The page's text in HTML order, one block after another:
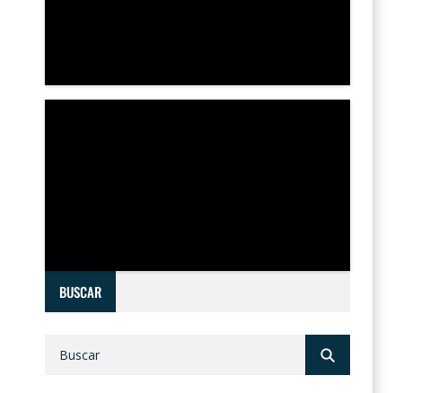
BUSCAR